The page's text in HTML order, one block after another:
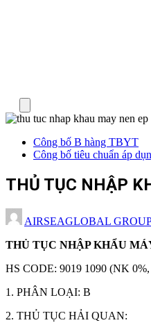
Công bố B hàng TBYT
Công bố tiêu chuẩn áp
THỦ TỤC NHẬP
AIRSEAGLOBAL
THỦ TỤC NHẬP KHẨU
HS CODE: 9019 1090 (NK
1. PHÂN LOẠI: B
2. THỦ TỤC HẢI QUAN: